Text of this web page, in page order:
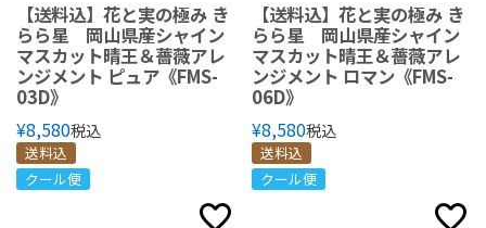
【送料込】花と実の極み き
らら星 岡山県産シャイン
マスカット晴王＆薔薇アレ
ンジメント ピュア《FMS-
03D》
¥8,580税込
送料込
クール便
【送料込】花と実の極み き
らら星 岡山県産シャイン
マスカット晴王＆薔薇アレ
ンジメント ロマン《FMS-
06D》
¥8,580税込
送料込
クール便